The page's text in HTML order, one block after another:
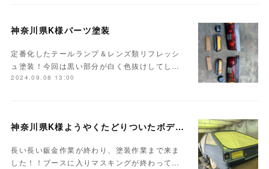
神奈川県K様パーツ塗装
定番化したテールランプ＆レンズ類リフレッシ
ュ塗装！今回は黒い部分が白く色抜けしてし…
2024.09.08 13:00
神奈川県K様ようやくたどりついたボディ塗装
長い長い鈑金作業が終わり、塗装作業まで来ま
した！！ブースに入りマスキングが終わって…